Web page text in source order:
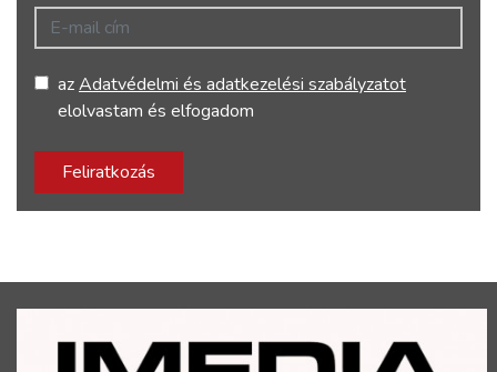
E-mail cím
azAdatvédelmi és adatkezelési szabályzatot
elolvastam és elfogadom
Feliratkozás